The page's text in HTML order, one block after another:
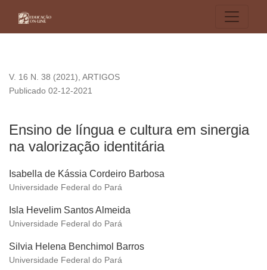
V. 16 N. 38 (2021), ARTIGOS
Ensino de língua e cultura em sinergia
na valorização identitária
Publicado 02-12-2021
Isabella de Kássia Cordeiro Barbosa
Universidade Federal do Pará
Isla Hevelim Santos Almeida
Universidade Federal do Pará
Silvia Helena Benchimol Barros
Universidade Federal do Pará